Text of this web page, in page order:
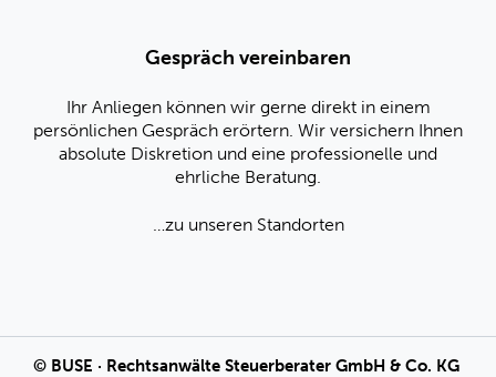
Gespräch vereinbaren
Ihr Anliegen können wir gerne direkt in einem
persönlichen Gespräch erörtern. Wir versichern Ihnen
absolute Diskretion und eine professionelle und
ehrliche Beratung.
…zu unseren Standorten
© BUSE · Rechtsanwälte Steuerberater GmbH & Co. KG